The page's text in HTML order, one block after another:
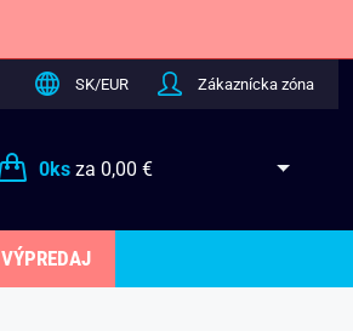
SK/EUR Zákaznícka zóna
0ksza 0,00 €
VÝPREDAJ